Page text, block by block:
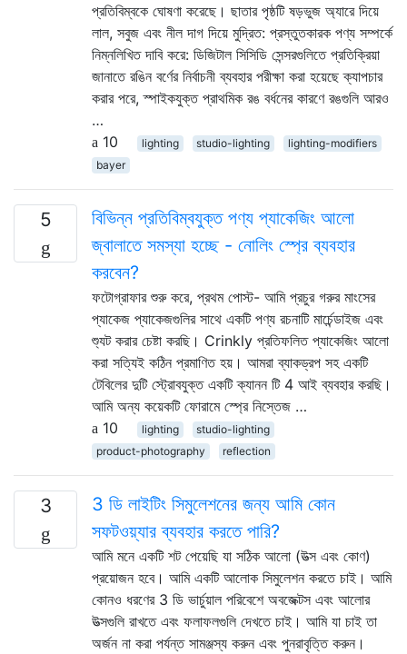
প্রতিবিম্বকে ঘোষণা করেছে। ছাতার পৃষ্ঠটি ষড়ভুজ অ্যারে দিয়ে
লাল, সবুজ এবং নীল দাগ দিয়ে মুদ্রিত: প্রস্তুতকারক পণ্য সম্পর্কে
নিম্নলিখিত দাবি করে: ডিজিটাল সিসিডি সেন্সরগুলিতে প্রতিক্রিয়া
জানাতে রঙিন বর্ণের নির্বাচনী ব্যবহার পরীক্ষা করা হয়েছে ক্যাপচার
করার পরে, স্পাইকযুক্ত প্রাথমিক রঙ বর্ধনের কারণে রঙগুলি আরও
…
10
lighting studio-lighting
lighting-modifiers
bayer
5
বিভিন্ন প্রতিবিম্বযুক্ত পণ্য প্যাকেজিং আলো
জ্বালাতে সমস্যা হচ্ছে - নোলিং স্প্রে ব্যবহার
করবেন?
ফটোগ্রাফার শুরু করে, প্রথম পোস্ট- আমি প্রচুর গরুর মাংসের
প্যাকেজ প্যাকেজগুলির সাথে একটি পণ্য রচনাটি মার্চেন্ডাইজ এবং
শ্যুট করার চেষ্টা করছি। Crinkly প্রতিফলিত প্যাকেজিং আলো
করা সত্যিই কঠিন প্রমাণিত হয়। আমরা ব্যাকড্রপ সহ একটি
টেবিলের দুটি স্ট্রোবযুক্ত একটি ক্যানন টি 4 আই ব্যবহার করছি।
আমি অন্য কয়েকটি ফোরামে স্প্রে নিস্তেজ …
10
lighting
studio-lighting
product-photography
reflection
3
3 ডি লাইটিং সিমুলেশনের জন্য আমি কোন
সফটওয়্যার ব্যবহার করতে পারি?
আমি মনে একটি শট পেয়েছি যা সঠিক আলো (উত্স এবং কোণ)
প্রয়োজন হবে। আমি একটি আলোক সিমুলেশন করতে চাই। আমি
কোনও ধরণের 3 ডি ভার্চুয়াল পরিবেশে অবজেক্টস এবং আলোর
উত্সগুলি রাখতে এবং ফলাফলগুলি দেখতে চাই। আমি যা চাই তা
অর্জন না করা পর্যন্ত সামঞ্জস্য করুন এবং পুনরাবৃত্তি করুন।